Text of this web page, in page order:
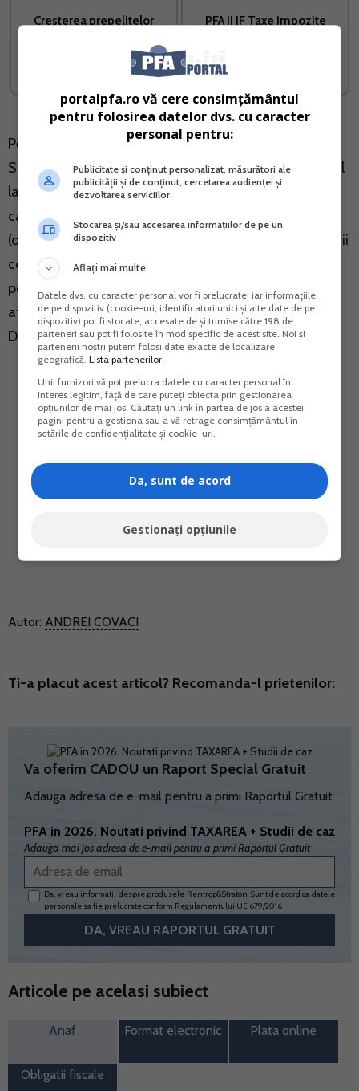
Cresterea prepelitelor
Vreau acest produs →
PFA II IF Taxe Impozite
Vreau acest produs →
Persoanele fizice au posibilitatea sa utilizeze gratuit
Spatiul Privat Virtual – un serviciu electronic disponibil
la adresa https://pfinternet.anaf.ro, prin intermediul
caruia pot verifica online situatia fiscala personala
(obligatii fiscale, decizii de impunere, situatia declararii
contribu?iilor de asigurari sociale de catre angajator),
pot obtine adeverinte de venit si certificate de
atestare fiscala, sau pot depune Declaratiile D200,
D230, D220 in format electronic.
Autor: ANDREI COVACI
Ti-a placut acest articol? Recomanda-l prietenilor:
Va oferim CADOU un Raport Special Gratuit
Adauga adresa de e-mail pentru a primi Raportul Gratuit
PFA in 2026. Noutati privind TAXAREA + Studii de caz
Adauga mai jos adresa de e-mail pentru a primi Raportul Gratuit
Da, vreau informatii despre produsele Rentrop&Straton. Sunt de acord ca datele
personale sa fie prelucrate conform Regulamentului UE 679/2016
Articole pe acelasi subiect
Anaf Format electronic Plata online
Obligatii fiscale
portalpfa.ro vă cere consimțământul
pentru folosirea datelor dvs. cu caracter
personal pentru:
Publicitate și conținut personalizat, măsurători ale
publicității și de conținut, cercetarea audienței și
dezvoltarea serviciilor
Stocarea și/sau accesarea informațiilor de pe un
dispozitiv
Aflați mai multe
Datele dvs. cu caracter personal vor fi prelucrate, iar informațiile
de pe dispozitiv (cookie-uri, identificatori unici și alte date de pe
dispozitiv) pot fi stocate, accesate de și trimise către 198 de
parteneri sau pot fi folosite în mod specific de acest site. Noi și
partenerii noștri putem folosi date exacte de localizare
geografică.Lista partenerilor.
Unii furnizori vă pot prelucra datele cu caracter personal în
interes legitim, față de care puteți obiecta prin gestionarea
opțiunilor de mai jos. Căutați un link în partea de jos a acestei
pagini pentru a gestiona sau a vă retrage consimțământul în
setările de confidențialitate și cookie-uri.
Da, sunt de acord
Gestionați opțiunile